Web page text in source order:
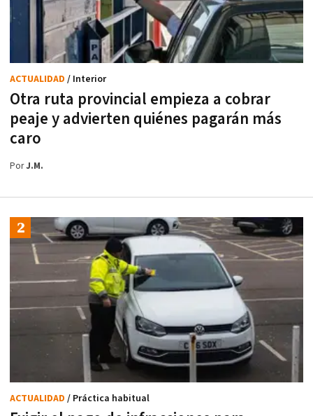
Otra ruta provincial empieza a cobrar
peaje y advierten quiénes pagarán más
caro
ACTUALIDAD / Interior
PorJ.M.
ACTUALIDAD / Práctica habitual